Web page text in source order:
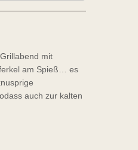
mit
am Spieß… es
auch zur kalten